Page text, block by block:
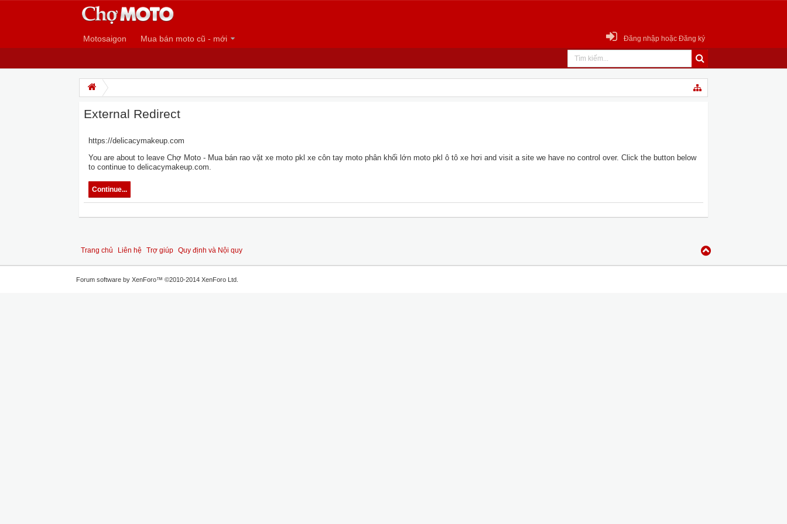
Motosaigon Mua bán moto cũ - mới Đăng nhập hoặc Đăng ký
External Redirect
https://delicacymakeup.com
You are about to leave Chợ Moto - Mua bán rao vặt xe moto pkl xe côn tay moto phân khối lớn moto pkl ô tô xe hơi and visit a site we have no control over. Click the button below
to continue to delicacymakeup.com.
Continue...
Trang chủ Liên hệ Trợ giúp Quy định và Nội quy
Forum software by XenForo™ ©2010-2014 XenForo Ltd.